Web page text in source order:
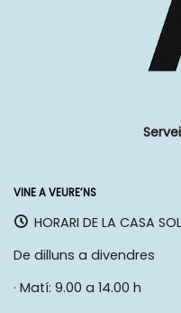
VINE A VEURE’NS
HORARI DE LA CASA
De dilluns a divendres
· Matí: 9.00 a 14.00 h